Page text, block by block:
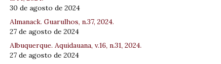
30 de agosto de 2024
Almanack. Guarulhos, n.37, 2024.
27 de agosto de 2024
Albuquerque. Aquidauana, v.16, n.31, 2024.
27 de agosto de 2024